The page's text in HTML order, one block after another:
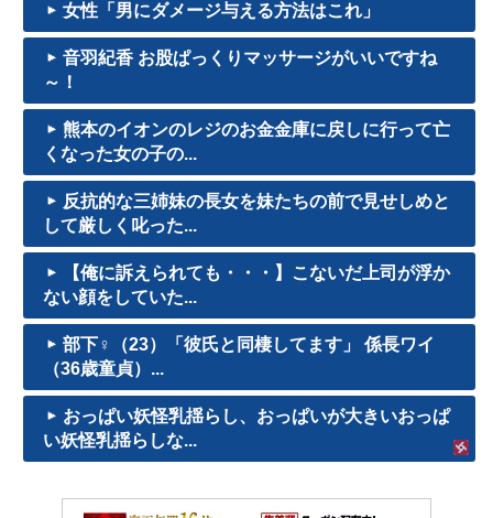
女性「男にダメージ与える方法はこれ」
音羽紀香 お股ぱっくりマッサージがいいですね
～！
熊本のイオンのレジのお金金庫に戻しに行って亡
くなった女の子の...
反抗的な三姉妹の長女を妹たちの前で見せしめと
して厳しく叱った...
【俺に訴えられても・・・】こないだ上司が浮か
ない顔をしていた...
部下♀（23）「彼氏と同棲してます」 係長ワイ
（36歳童貞）...
おっぱい妖怪乳揺らし、おっぱいが大きいおっぱ
い妖怪乳揺らしな...